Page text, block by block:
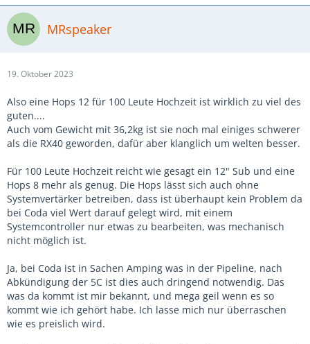
MRspeaker
19. Oktober 2023
Also eine Hops 12 für 100 Leute Hochzeit ist wirklich zu viel des
guten....
Auch vom Gewicht mit 36,2kg ist sie noch mal einiges schwerer
als die RX40 geworden, dafür aber klanglich um welten besser.
Für 100 Leute Hochzeit reicht wie gesagt ein 12" Sub und eine
Hops 8 mehr als genug. Die Hops lässt sich auch ohne
Systemvertärker betreiben, dass ist überhaupt kein Problem da
bei Coda viel Wert darauf gelegt wird, mit einem
Systemcontroller nur etwas zu bearbeiten, was mechanisch
nicht möglich ist.
Ja, bei Coda ist in Sachen Amping was in der Pipeline, nach
Abkündigung der 5C ist dies auch dringend notwendig. Das
was da kommt ist mir bekannt, und mega geil wenn es so
kommt wie ich gehört habe. Ich lasse mich nur überraschen
wie es preislich wird.